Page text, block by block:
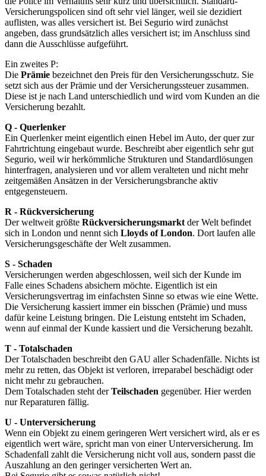
Versicherungspolicen sind oft sehr viel länger, weil sie dezidiert
auflisten, was alles versichert ist. Bei Segurio wird zunächst
angeben, dass grundsätzlich alles versichert ist; im Anschluss sind
dann die Ausschlüsse aufgeführt.
Ein zweites P:
Die Prämie bezeichnet den Preis für den Versicherungsschutz. Sie
setzt sich aus der Prämie und der Versicherungssteuer zusammen.
Diese ist je nach Land unterschiedlich und wird vom Kunden an die
Versicherung bezahlt.
Q - Querlenker
Ein Querlenker meint eigentlich einen Hebel im Auto, der quer zur
Fahrtrichtung eingebaut wurde. Beschreibt aber eigentlich sehr gut
Segurio, weil wir herkömmliche Strukturen und Standardlösungen
hinterfragen, analysieren und vor allem veralteten und nicht mehr
zeitgemäßen Ansätzen in der Versicherungsbranche aktiv
entgegensteuern.
R - Rückversicherung
Der weltweit größte Rückversicherungsmarkt der Welt befindet
sich in London und nennt sich Lloyds of London. Dort laufen alle
Versicherungsgeschäfte der Welt zusammen.
S - Schaden
Versicherungen werden abgeschlossen, weil sich der Kunde im
Falle eines Schadens absichern möchte. Eigentlich ist ein
Versicherungsvertrag im einfachsten Sinne so etwas wie eine Wette.
Die Versicherung kassiert immer ein bisschen (Prämie) und muss
dafür keine Leistung bringen. Die Leistung entsteht im Schaden,
wenn auf einmal der Kunde kassiert und die Versicherung bezahlt.
T - Totalschaden
Der Totalschaden beschreibt den GAU aller Schadenfälle. Nichts ist
mehr zu retten, das Objekt ist verloren, irreparabel beschädigt oder
nicht mehr zu gebrauchen.
Dem Totalschaden steht derTeilschaden gegenüber. Hier werden
nur Reparaturen fällig.
U - Unterversicherung
Wenn ein Objekt zu einem geringeren Wert versichert wird, als er es
eigentlich wert wäre, spricht man von einer Unterversicherung. Im
Schadenfall zahlt die Versicherung nicht voll aus, sondern passt die
Auszahlung an den geringer versicherten Wert an.